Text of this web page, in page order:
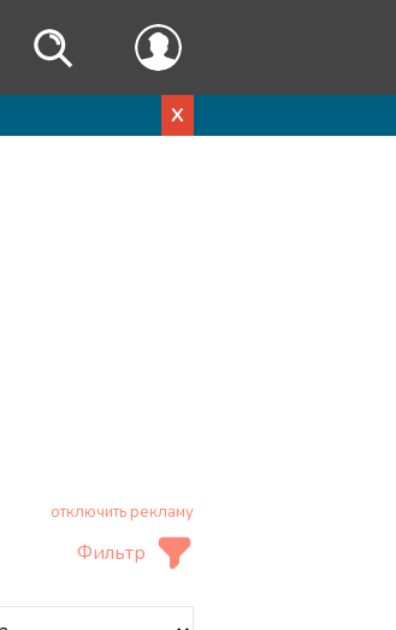
X
отключить рекламу
Фильтр